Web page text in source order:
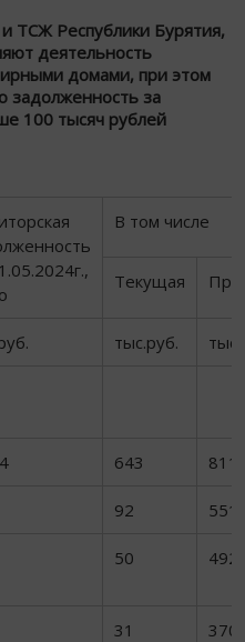
Республики Бурятия,
деятельность
домами, при этом
задолженность за
100 тысяч рублей
В том числе
Текущая
тыс.руб.
643 811
92 551
50 492
31 370